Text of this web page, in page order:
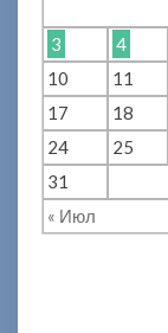
« Июл
3
4
10
11
17
18
24
25
31